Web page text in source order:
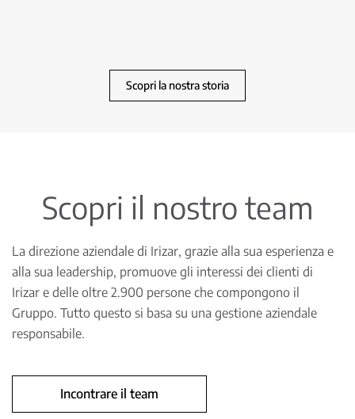
Scopri la nostra storia
Scopri il nostro team
La direzione aziendale di Irizar, grazie alla sua esperienza e
alla sua leadership, promuove gli interessi dei clienti di
Irizar e delle oltre 2.900 persone che compongono il
Gruppo. Tutto questo si basa su una gestione aziendale
responsabile.
Incontrare il team